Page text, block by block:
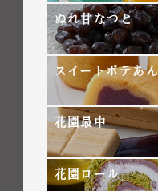
ぬれ甘なつと
スイートポテあん
花園最中
花園ロール